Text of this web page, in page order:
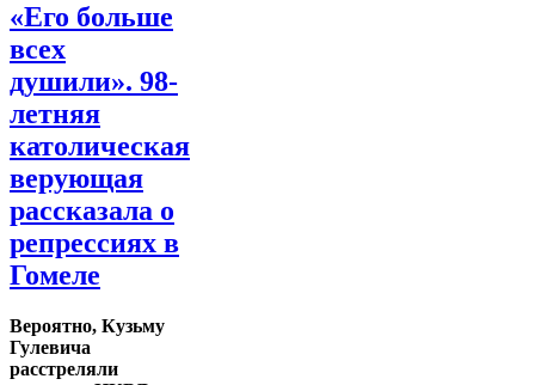
«Его больше
всех
душили». 98-
летняя
католическая
верующая
рассказала о
репрессиях в
Гомеле
Вероятно, Кузьму
Гулевича
расстреляли